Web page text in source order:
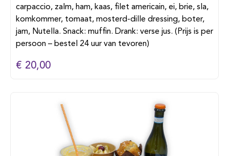
carpaccio, zalm, ham, kaas, filet americain, ei, brie, sla,
komkommer, tomaat, mosterd-dille dressing, boter,
jam, Nutella. Snack: muffin. Drank: verse jus. (Prijs is per
persoon – bestel 24 uur van tevoren)
€ 20,00